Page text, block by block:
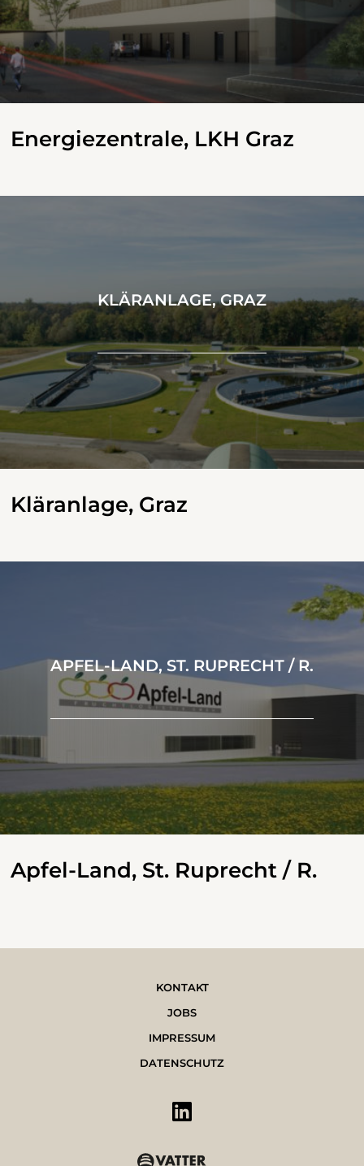
Energiezentrale, LKH Graz
KLÄRANLAGE, GRAZ
Kläranlage, Graz
APFEL-LAND, ST. RUPRECHT / R.
Apfel-Land, St. Ruprecht / R.
KONTAKT
JOBS
IMPRESSUM
DATENSCHUTZ